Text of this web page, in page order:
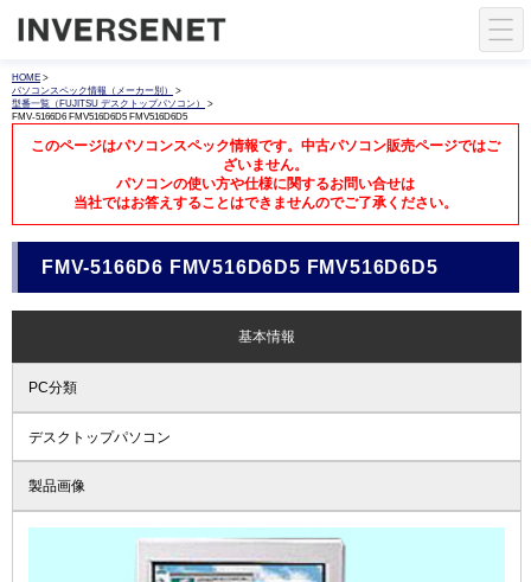
HOME >
パソコンスペック情報（メーカー別）
>
型番一覧（FUJITSU デスクトップパソコン）
>
FMV-5166D6 FMV516D6D5 FMV516D6D5
このページはパソコンスペック情報です。中古パソコン販売ページではご
ざいません。
パソコンの使い方や仕様に関するお問い合せは
当社ではお答えすることはできませんのでご了承ください。
FMV-5166D6 FMV516D6D5 FMV516D6D5
基本情報
PC分類
デスクトップパソコン
製品画像